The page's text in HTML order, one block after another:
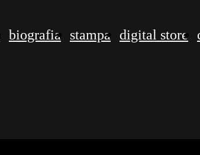
biografia stampa digital store